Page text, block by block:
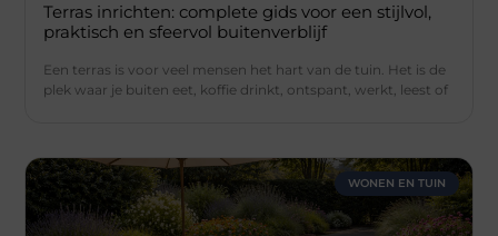
Terras inrichten: complete gids voor een stijlvol,
praktisch en sfeervol buitenverblijf
Een terras is voor veel mensen het hart van de tuin. Het is de
plek waar je buiten eet, koffie drinkt, ontspant, werkt, leest of
WONEN EN TUIN